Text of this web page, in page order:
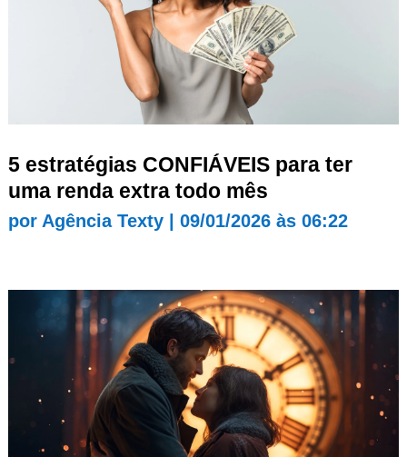
5 estratégias CONFIÁVEIS para ter
uma renda extra todo mês
por Agência Texty| 09/01/2026 às 06:22